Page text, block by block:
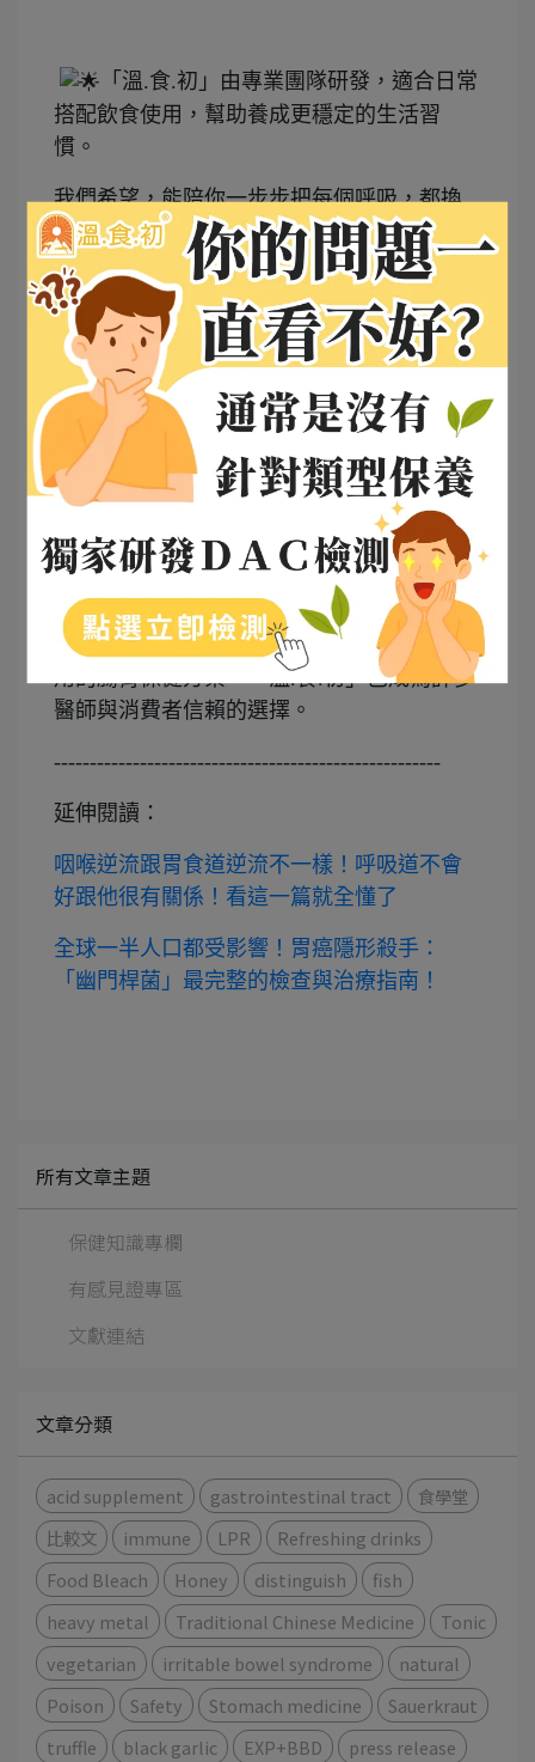
「溫.食.初」由專業團隊研發，適合日常
搭配飲食使用，幫助養成更穩定的生活習
慣。
我們希望，能陪你一步步把每個呼吸，都換
成更輕鬆的節奏。
------------------------------------------------------
「溫.食.初」不是藥，而是一款由臨床經驗豐
富的專業醫師精心設計，專注於日常胃部保
養的精準補充型保健食品，適合長期調理與
維持良好狀態。
我們的理念並非僅僅舒緩不適，而是從日常
保養著手，協助你維持胃部健康，提升生活
品質。
如果你正在尋找溫和、無負擔、適合日常使
用的腸胃保健方案，「溫.食.初」已成為許多
醫師與消費者信賴的選擇。
------------------------------------------------------
延伸閱讀：
咽喉逆流跟胃食道逆流不一樣！呼吸道不會
好跟他很有關係！看這一篇就全懂了
全球一半人口都受影響！胃癌隱形殺手：
「幽門桿菌」最完整的檢查與治療指南！
所有文章主題
保健知識專欄
有感見證專區
文獻連結
文章分類
acid supplement gastrointestinal tract
食學堂
比較文
immune LPR
Refreshing drinks
Food Bleach
Honey distinguish
fish
heavy metal
Traditional Chinese Medicine
Tonic
vegetarian
irritable bowel syndrome
natural
Poison
Safety Stomach medicine
Sauerkraut
truffle
black garlic EXP+BBD
press release